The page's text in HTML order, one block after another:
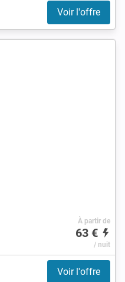
Voir l'offre
À partir de
63 €
/ nuit
Voir l'offre